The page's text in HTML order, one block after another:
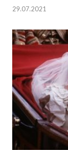
29.07.2021